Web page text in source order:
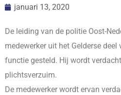
januari 13, 2020
De leiding van de politie Oost-
medewerker uit het Gelderse deel
functie gesteld. Hij wordt
plichtsverzuim.
De medewerker wordt ervan